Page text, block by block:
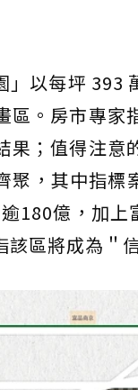
以每坪 393
。房市專家
果；值得注
聚，其中指
180億，加
區將成為＂